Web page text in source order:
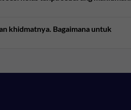
khidmatnya. Bagaimana untuk